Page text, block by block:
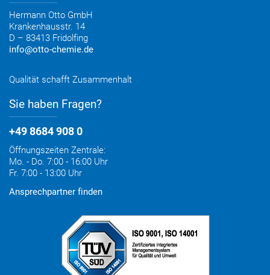
Entsorgung & Verpackungsrücknahme
Hermann Otto GmbH
Krankenhausstr. 14
D – 83413 Fridolfing
info@otto-chemie.de
Qualität schafft Zusammenhalt
Sie haben Fragen?
+49 8684 908 0
Öffnungszeiten Zentrale:
Mo. - Do. 7:00 - 16:00 Uhr
Fr. 7:00 - 13:00 Uhr
Ansprechpartner finden